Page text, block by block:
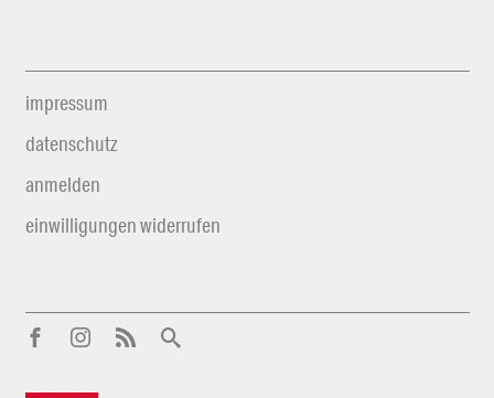
impressum
datenschutz
anmelden
einwilligungen widerrufen